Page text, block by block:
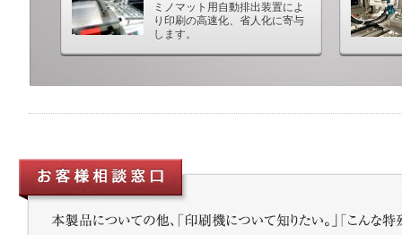
ミノマット用自動排出装置によ
り印刷の高速化、省人化に寄与
します。